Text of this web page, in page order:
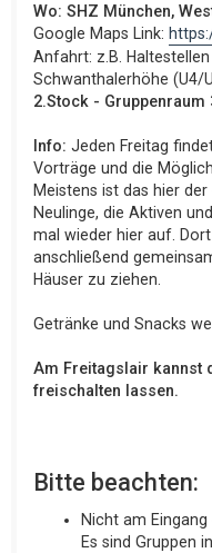
Wo: SHZ München,
Google Maps Link:
Anfahrt: z.B.
Schwanthalerhöhe (U4/
2.Stock - Gruppenraum
Info: Jeden Freitag
Vorträge und die
Meistens ist das hier
Neulinge, die Aktiven
mal wieder hier auf.
anschließend
Häuser zu ziehen.
Getränke und Snacks
Am Freitagslair kannst
freischalten lassen.
Bitte beachten:
Nicht am
Es sind Gruppen